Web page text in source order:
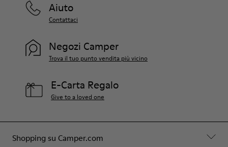
Shopping su Camper.com
Aiuto
Contattaci
Negozi Camper
Trova il tuo punto vendita più vicino
E-Carta Regalo
Give to a loved one